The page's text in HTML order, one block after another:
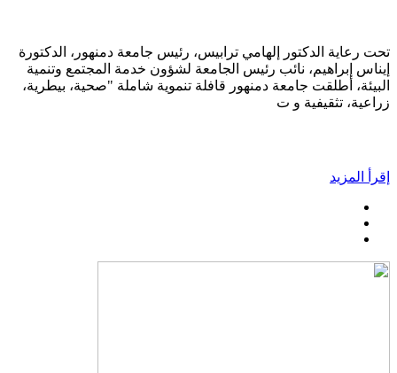
تحت رعاية الدكتور إلهامي ترابيس، رئيس جامعة دمنهور، الدكتورة
إيناس إبراهيم، نائب رئيس الجامعة لشؤون خدمة المجتمع وتنمية
البيئة، أطلقت جامعة دمنهور قافلة تنموية شاملة "صحية، بيطرية،
زراعية، تثقيفية و ت
إقرأ المزيد